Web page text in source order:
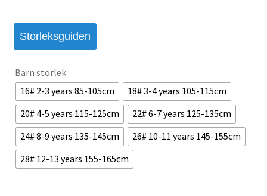
Storleksguiden
Barn storlek
16# 2-3 years 85-105cm
18# 3-4 years 105-115cm
20# 4-5 years 115-125cm
22# 6-7 years 125-135cm
24# 8-9 years 135-145cm
26# 10-11 years 145-155cm
28# 12-13 years 155-165cm